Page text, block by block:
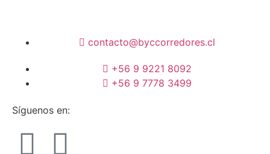
contacto@byccorredores.cl
+56 9 9221 8092
+56 9 7778 3499
Síguenos en: